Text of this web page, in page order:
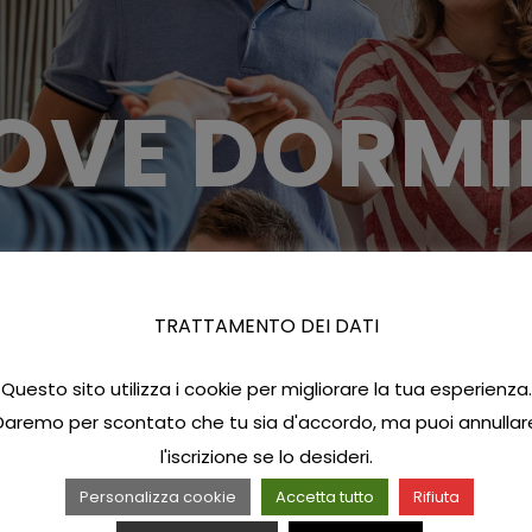
TRATTAMENTO DEI DATI
Questo sito utilizza i cookie per migliorare la tua esperienza.
per scontato che tu sia d'accordo, ma puoi
l'iscrizione se lo desideri.
Personalizza cookie Accetta tutto
Rifiuta